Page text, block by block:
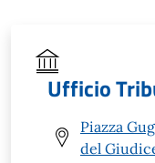
Ufficio
Piazza
del